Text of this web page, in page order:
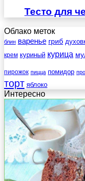
Тесто для
Облако меток
блин варенье гриб
крем куриный курица
пирожок пицца помидор
торт яблоко
Интересно